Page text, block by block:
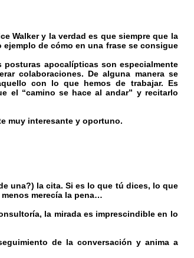
Walker y la verdad es que siempre que la
de cómo en una frase se consigue
apocalípticas son especialmente
colaboraciones. De alguna manera se
con lo que hemos de trabajar. Es
el “camino se hace al andar” y recitarlo
muy interesante y oportuno.
una?) la cita. Si es lo que tú dices, lo que
merecía la pena…
la mirada es imprescindible en lo
de la conversación y anima a